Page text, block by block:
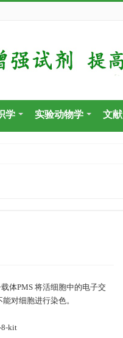
学 实验动物学 文献
载体PMS 将活细胞中的电子交
对细胞进行染色。
8-kit